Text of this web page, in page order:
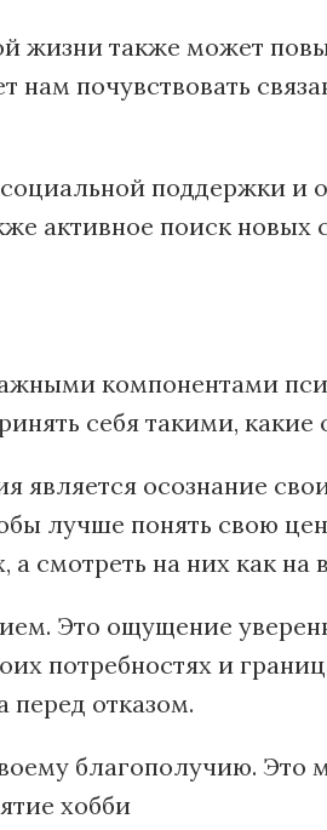
жизни также может
нам почувствовать
поддержки и
активное поиск новых
компонентами
себя такими,
осознание
лучше понять свою
а смотреть на них как
Это ощущение
потребностях и
перед отказом.
благополучию. Это
хобби